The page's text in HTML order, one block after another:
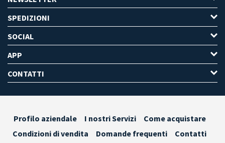
SPEDIZIONI
SOCIAL
APP
CONTATTI
Profilo aziendale I nostri Servizi
Come acquistare
Condizioni di vendita
Domande frequenti Contatti